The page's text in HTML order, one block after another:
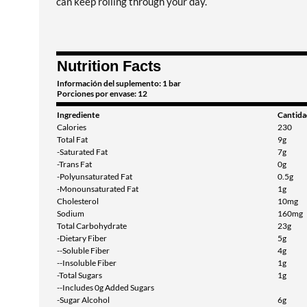
Nutrition Facts
Información del suplemento: 1 bar
Porciones por envase: 12
Ingrediente
Calories
230
Total Fat
9g
-Saturated Fat
7g
-Trans Fat
0g
-Polyunsaturated Fat
0.5g
-Monounsaturated Fat
1g
Cholesterol
10mg
Sodium
160mg
Total Carbohydrate
23g
-Dietary Fiber
5g
--Soluble Fiber
4g
--Insoluble Fiber
1g
-Total Sugars
1g
--Includes 0g Added Sugars
-Sugar Alcohol
6g